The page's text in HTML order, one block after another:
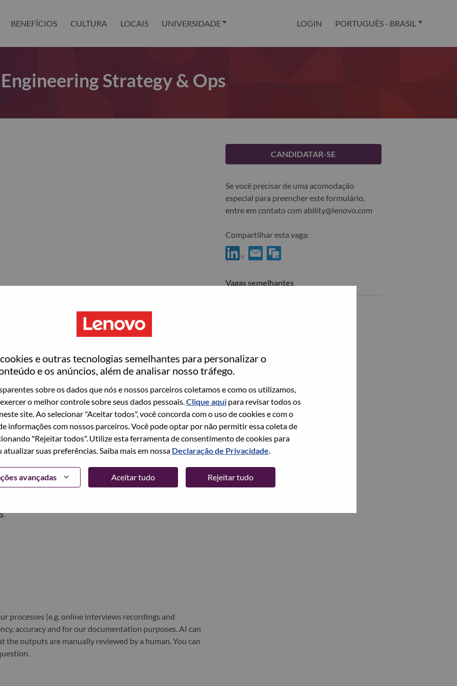
e outras tecnologias semelhantes para personalizar o
e os anúncios, além de analisar nosso tráfego.
sobre os dados que nós e nossos parceiros coletamos e como os utilizamos,
o melhor controle sobre seus dados pessoais. Clique aquipara revisar todos os
site. Ao selecionar "Aceitar todos", você concorda com o uso de cookies e com o
informações com nossos parceiros. Você pode optar por não permitir essa coleta de
"Rejeitar todos". Utilize esta ferramenta de consentimento de cookies para
atualizar suas preferências. Saiba mais em nossa Declaração de Privacidade
avançadas Aceitar tudo Rejeitar tudo
BENEFÍCIOS CULTURA LOCAIS UNIVERSIDADE LOGIN PORTUGUÊS - BRASIL
Strategy & Ops
we do. We WOW our customers.
powerhouse, ranked #196 in the Fortune Global
in 180 markets. Focused on a bold vision to deliver
its success as the world’s largest PC company with a full-
optimized devices (PCs, workstations, smartphones,
high performance computing and software defined
Lenovo’s continued investment in world-changing
and smarter future for everyone, everywhere.
under Lenovo Group Limited (HKSE: 992) (ADR:
changing innovation is building a more inclusive,
To find out more visit
.
processes (e.g. online interviews recordings and
accuracy and for our documentation purposes. AI can
the outputs are manually reviewed by a human. You can
CANDIDATAR-SE
Se você precisar de uma acomodação
especial para preencher este formulário,
entre em contato com ability@lenovo.com
Compartilhar esta vaga:
Vagas semelhantes